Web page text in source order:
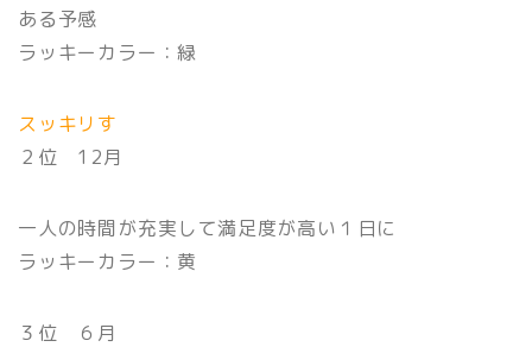
ある予感
ラッキーカラー：緑
スッキリす
２位 12月
一人の時間が充実して満足度が高い１日に
ラッキーカラー：黄
３位 ６月